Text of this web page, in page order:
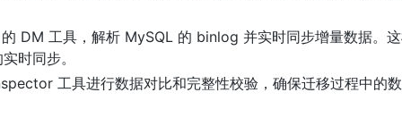
DM 工具，解析 MySQL 的 binlog 并实时同步增量数据。
时同步。
工具进行数据对比和完整性校验，确保迁移过程中的